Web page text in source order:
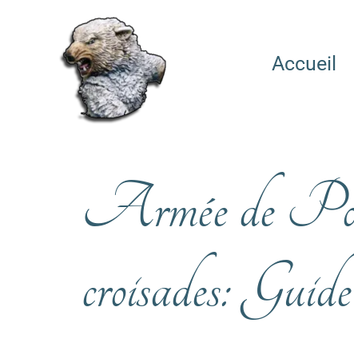
Accueil
Armée de
croisades: